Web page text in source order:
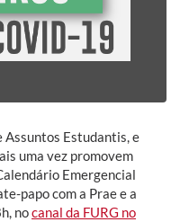
Estudantis, e
uma vez promovem
Emergencial
papo com a Prae e a
nocanal da FURG no